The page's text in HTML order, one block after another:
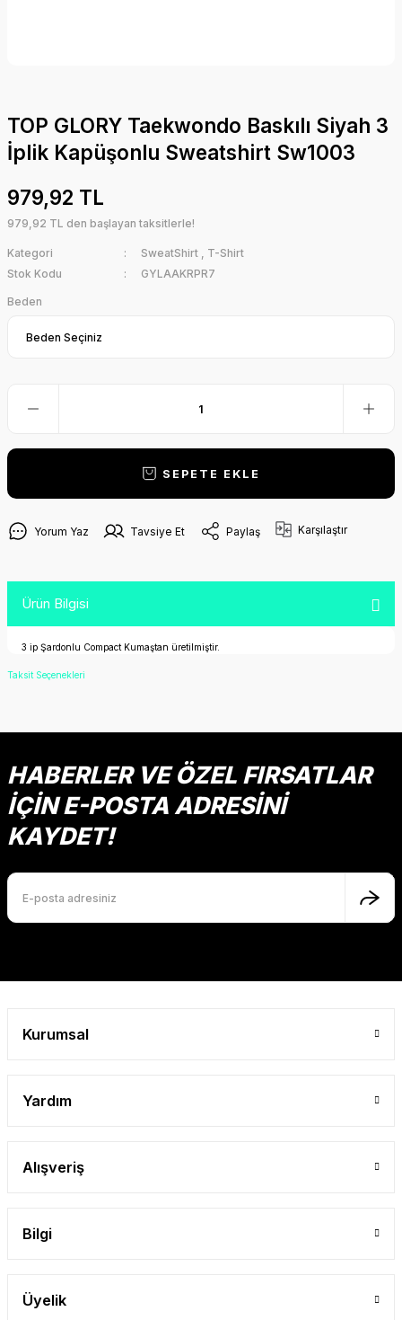
TOP GLORY Taekwondo Baskılı Siyah 3
İplik Kapüşonlu Sweatshirt Sw1003
979,92 TL
979,92 TL den başlayan taksitlerle!
Kategori SweatShirt , T-Shirt
Stok Kodu
GYLAAKRPR7
Beden
SEPETE EKLE
Yorum Yaz Tavsiye Et Paylaş Karşılaştır
Ürün Bilgisi
3 ip Şardonlu Compact Kumaştan üretilmiştir.
Taksit Seçenekleri
HABERLER VE ÖZEL FIRSATLAR
İÇİN E-POSTA ADRESİNİ
KAYDET!
Kurumsal
Yardım
Alışveriş
Bilgi
Üyelik